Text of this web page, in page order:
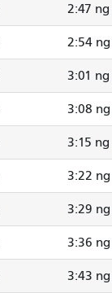
2:47
2:54
3:01
3:08
3:15
3:22
3:29
3:36
3:43